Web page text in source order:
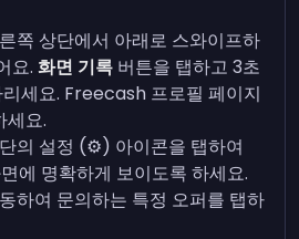
쪽 상단에서 아래로 스와이프하
요.화면 기록 버튼을 탭하고 3초
세요. Freecash 프로필 페이지
세요.
의 설정 (⚙️) 아이콘을 탭하여
에 명확하게 보이도록 하세요.
하여 문의하는 특정 오퍼를 탭하